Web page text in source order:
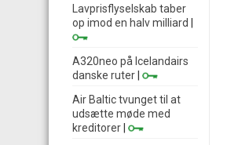
Lavprisflyselskab taber
op imod en halv milliard
A320neo på Icelandairs
danske ruter
Air Baltic tvunget til at
udsætte møde med
kreditorer